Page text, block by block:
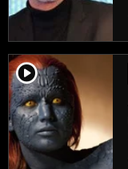
player2